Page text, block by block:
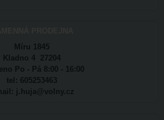
Míru 1845
Kladno 4 27204
Po - Pá 8:00 - 16:00
tel: 605253463
j.huja@volny.cz